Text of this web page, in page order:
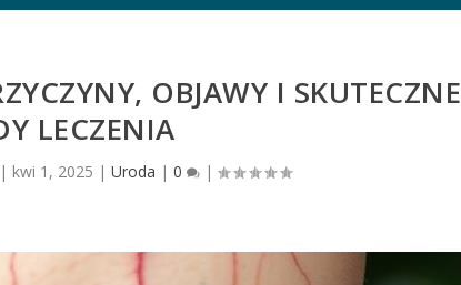
OBJAWY I SKUTECZNE
LECZENIA
| kwi 1, 2025 |Uroda |0 |